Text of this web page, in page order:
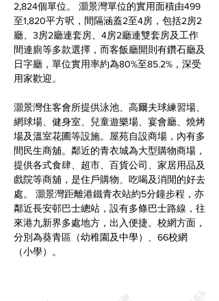
2,824個單位。 灝景灣單位的實用面積由499
至1,820平方呎，間隔涵蓋2至4房，包括2房2
廳、3房2廳連套房、4房2廳連雙套房及工作
間連廁等多款選擇，而客飯廳開則有鑽石廳及
日字廳，單位實用率約為80%至85.2%，深受
用家歡迎。
灝景灣住客會所提供泳池、高爾夫球練習場、
網球場、健身室、兒童遊樂場、宴會廳、燒烤
場及溫室花圃等設施。屋苑自設商場，內有多
間民生商舖。鄰近的青衣城為大型購物商場，
提供各式食肆、超市、百貨公司、家居用品及
戲院等商舖，是住戶購物、吃喝及消閒的好去
處。 灝景灣距離港鐵青衣站約5分鐘步程，亦
鄰近長安邨巴士總站，設有多條巴士路線，往
來港九新界多處地方，出入便捷。校網方面，
分別為葵青區（幼稚園及中學）、66校網
（小學）。